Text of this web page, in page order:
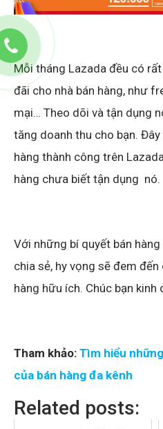
Mỗi tháng Lazada đều có
đãi cho nhà bán hàng, như
mại… Theo dõi và tận dụng
tăng doanh thu cho bạn.
hàng thành công trên
hàng chưa biết tận dụng nó.
Với những bí quyết bán
chia sẻ, hy vọng sẽ đem
hàng hữu ích. Chúc bạn kinh
Tham khảo: Tìm hiểu
của bán hàng đa kênh
Related posts: